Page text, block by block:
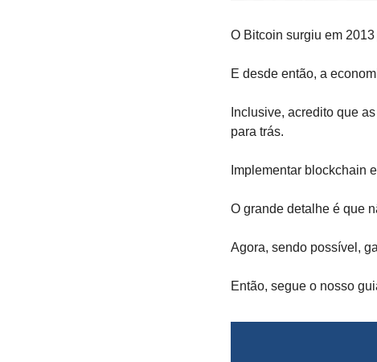
O Bitcoin surgiu em
E desde então, a
Inclusive, acredito que
para trás.
Implementar blockchain
O grande detalhe é que
Agora, sendo possível,
Então, segue o nosso